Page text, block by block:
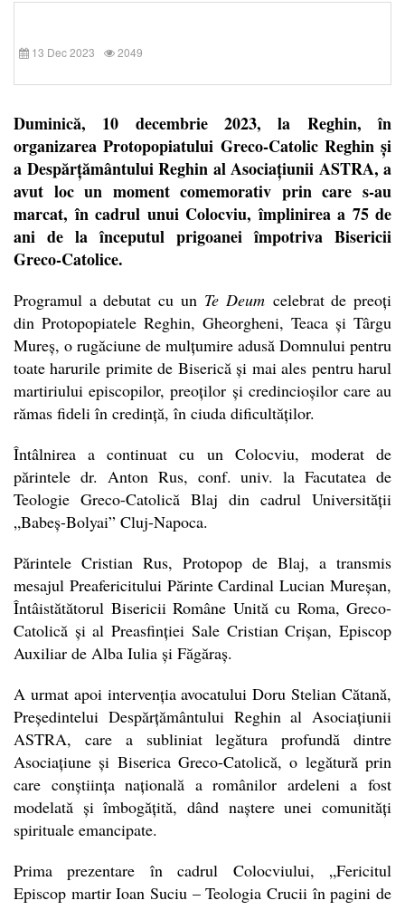
13 Dec 2023 2049
Duminică, 10 decembrie 2023, la Reghin, în
organizarea Protopopiatului Greco-Catolic Reghin și
a Despărțământului Reghin al Asociațiunii ASTRA, a
avut loc un moment comemorativ prin care s-au
marcat, în cadrul unui Colocviu, împlinirea a 75 de
ani de la începutul prigoanei împotriva Bisericii
Greco-Catolice.
Programul a debutat cu un Te Deum celebrat de preoți
din Protopopiatele Reghin, Gheorgheni, Teaca și Târgu
Mureș, o rugăciune de mulțumire adusă Domnului pentru
toate harurile primite de Biserică și mai ales pentru harul
martiriului episcopilor, preoților și credincioșilor care au
rămas fideli în credință, în ciuda dificultăților.
Întâlnirea a continuat cu un Colocviu, moderat de
părintele dr. Anton Rus, conf. univ. la Facutatea de
Teologie Greco-Catolică Blaj din cadrul Universității
„Babeș-Bolyai” Cluj-Napoca.
Părintele Cristian Rus, Protopop de Blaj, a transmis
mesajul Preafericitului Părinte Cardinal Lucian Mureșan,
Întâistătătorul Bisericii Române Unită cu Roma, Greco-
Catolică și al Preasfinției Sale Cristian Crișan, Episcop
Auxiliar de Alba Iulia și Făgăraș.
A urmat apoi intervenția avocatului Doru Stelian Cătană,
Președintelui Despărțământului Reghin al Asociațiunii
ASTRA, care a subliniat legătura profundă dintre
Asociațiune și Biserica Greco-Catolică, o legătură prin
care conștiința națională a românilor ardeleni a fost
modelată și îmbogățită, dând naștere unei comunități
spirituale emancipate.
Prima prezentare în cadrul Colocviului, „Fericitul
Episcop martir Ioan Suciu – Teologia Crucii în pagini de